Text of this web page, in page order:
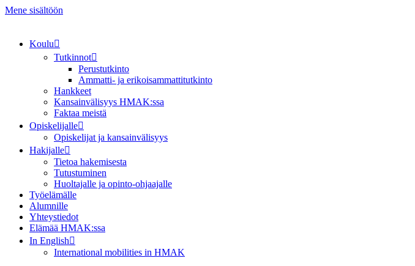
Mene sisältöön
Koulu
Tutkinnot
Perustutkinto
Ammatti- ja erikoisammattitutkinto
Hankkeet
Kansainvälisyys HMAK:ssa
Faktaa meistä
Opiskelijalle
Opiskelijat ja kansainvälisyys
Hakijalle
Tietoa hakemisesta
Tutustuminen
Huoltajalle ja opinto-ohjaajalle
Työelämälle
Alumnille
Yhteystiedot
Elämää HMAK:ssa
In English
International mobilities in HMAK